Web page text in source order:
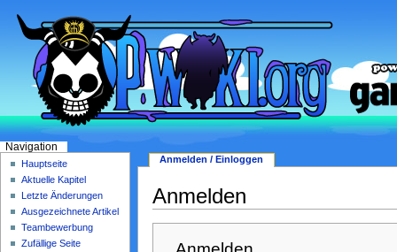
Anmelden
Anmelden / Einloggen
Navigation
Hauptseite
Aktuelle Kapitel
Letzte Änderungen
Ausgezeichnete Artikel
Teambewerbung
Zufällige Seite